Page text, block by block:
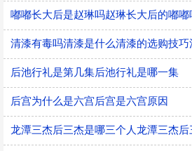
嘟嘟长大后是赵琳吗赵琳长大后的嘟嘟
后池行礼是第几集后池行礼是哪一集
后宫为什么是六宫后宫是六宫原因